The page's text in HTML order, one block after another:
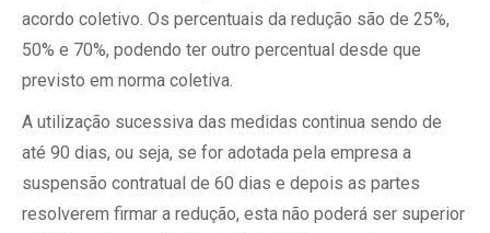
acordo coletivo. Os percentuais da redução são de 25%,
50% e 70%, podendo ter outro percentual desde que
previsto em norma coletiva.
A utilização sucessiva das medidas continua sendo de
até 90 dias, ou seja, se for adotada pela empresa a
suspensão contratual de 60 dias e depois as partes
resolverem firmar a redução, esta não poderá ser superior